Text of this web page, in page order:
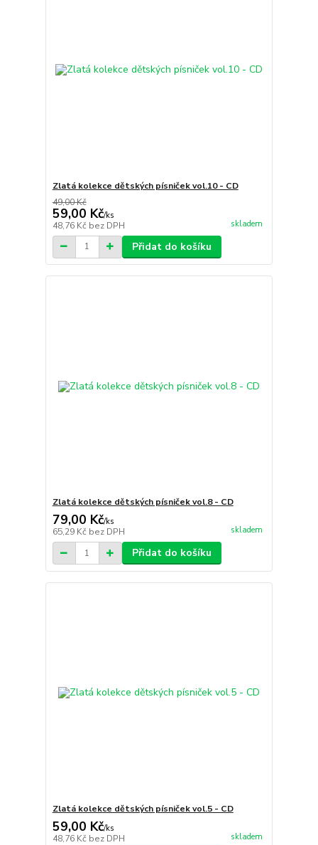
Zlatá kolekce dětských písniček vol.10 - CD
49,00 Kč
59,00 Kč/ks
48,76 Kč bez DPH skladem
Přidat do košíku
Zlatá kolekce dětských písniček vol.8 - CD
79,00 Kč/ks
65,29 Kč bez DPH skladem
Přidat do košíku
Zlatá kolekce dětských písniček vol.5 - CD
59,00 Kč/ks
48,76 Kč bez DPH skladem